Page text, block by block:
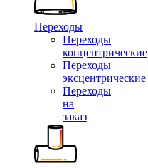
Переходы
Переходы
концентрические
Переходы
эксцентрические
Переходы
на
заказ